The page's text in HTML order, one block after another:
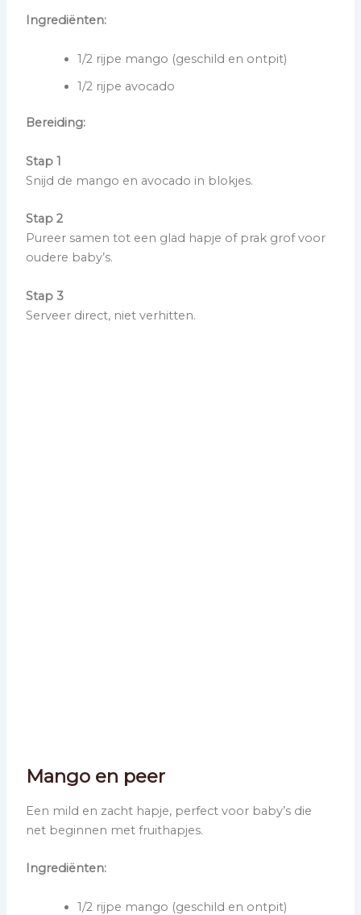
Ingrediënten:
1/2 rijpe mango (geschild en ontpit)
1/2 rijpe avocado
Bereiding:
Stap 1
Snijd de mango en avocado in blokjes.
Stap 2
Pureer samen tot een glad hapje of prak grof voor
oudere baby’s.
Stap 3
Serveer direct, niet verhitten.
Mango en peer
Een mild en zacht hapje, perfect voor baby’s die
net beginnen met fruithapjes.
Ingrediënten:
1/2 rijpe mango (geschild en ontpit)